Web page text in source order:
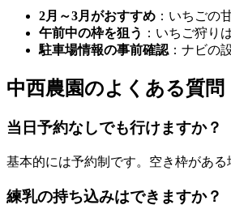
2月～3月がおすすめ ：いちごの
午前中の枠を狙う ：いちご狩り
駐車場情報の事前確認 ：ナビの
中西農園のよくある質問
当日予約なしでも行けますか？
基本的には予約制です。空き枠があ
練乳の持ち込みはできますか？